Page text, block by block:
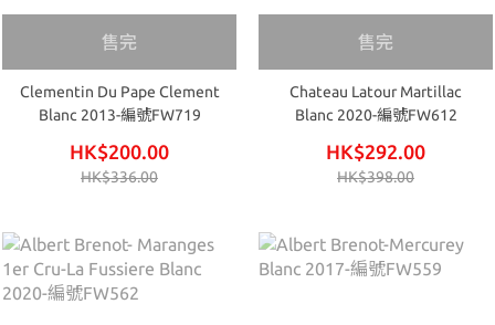
售完
Clementin Du Pape Clement
Blanc 2013-編號FW719
HK$200.00
HK$336.00
售完
Chateau Latour Martillac
Blanc 2020-編號FW612
HK$292.00
HK$398.00